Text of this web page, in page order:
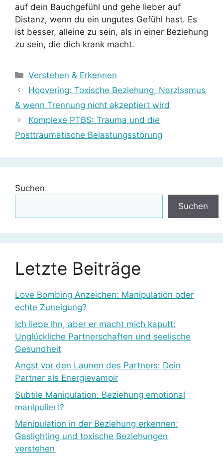
auf dein Bauchgefühl und gehe lieber auf
Distanz, wenn du ein ungutes Gefühl hast. Es
ist besser, alleine zu sein, als in einer Beziehung
zu sein, die dich krank macht.
Kategorien
Verstehen & Erkennen
Hoovering: Toxische Beziehung, Narzissmus
& wenn Trennung nicht akzeptiert wird
Komplexe PTBS: Trauma und die
Posttraumatische Belastungsstörung
Suchen
Suchen
Letzte Beiträge
Love Bombing Anzeichen: Manipulation oder
echte Zuneigung?
Ich liebe ihn, aber er macht mich kaputt:
Unglückliche Partnerschaften und seelische
Gesundheit
Angst vor den Launen des Partners: Dein
Partner als Energievampir
Subtile Manipulation: Beziehung emotional
manipuliert?
Manipulation in der Beziehung erkennen:
Gaslighting und toxische Beziehungen
verstehen